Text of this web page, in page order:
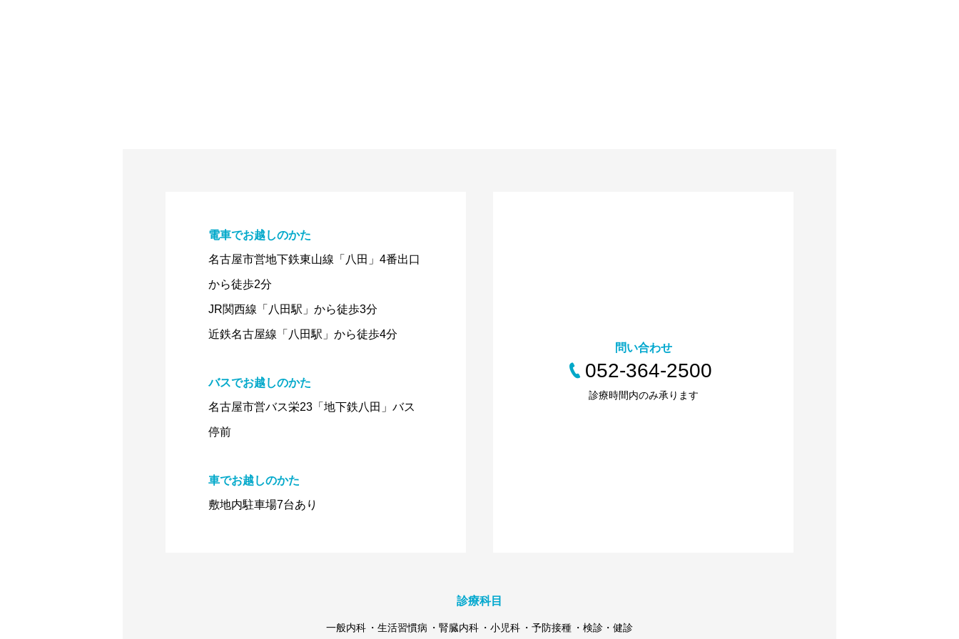
電車でお越しのかた
名古屋市営地下鉄東山線「八田」4番出口
から徒歩2分
JR関西線「八田駅」から徒歩3分
近鉄名古屋線「八田駅」から徒歩4分
バスでお越しのかた
名古屋市営バス栄23「地下鉄八田」バス
停前
車でお越しのかた
敷地内駐車場7台あり
問い合わせ
052-364-2500
診療時間内のみ承ります
診療科目
一般内科 生活習慣病 腎臓内科 小児科 予防接種 検診・健診